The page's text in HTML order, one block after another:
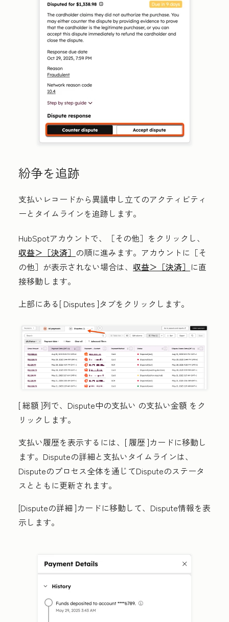
紛争を追跡
支払いレコードから異議申し立てのアクティビティ
ーとタイムラインを追跡します。
HubSpotアカウントで、
［その他］をクリックし、
収益＞ ［決済］ の順に進みます。アカウントに ［そ
の他］が表示されない場合は、 収益＞ ［決済］ に直
接移動します。
上部にある[ Disputes ]タブをクリックします。
[総額 ]列で、Dispute中の支払い の支払い金額 をク
リックします。
支払い履歴を表示するには、[履歴]カードに移動し
ます。Disputeの詳細と支払いタイムラインは、
Disputeのプロセス全体を通じてDisputeのステータ
スとともに更新されます。
[Disputeの詳細 ]カードに移動して、Dispute情報を表
示します。